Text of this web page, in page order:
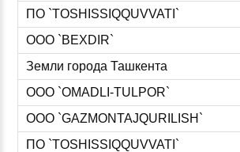
ПО `TOSHISSIQQUVVATI`
ООО `BEXDIR`
Земли города Ташкента
ООО `OMADLI-TULPOR`
ООО `GAZMONTAJQURILISH`
ПО `TOSHISSIQQUVVATI`